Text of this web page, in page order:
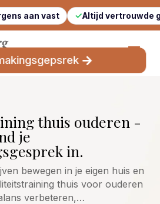
Altijd vertrouwde gezichten
thuis ouderen -
je
in.
bewegen in je eigen huis en
thuis voor ouderen
verbeteren,…